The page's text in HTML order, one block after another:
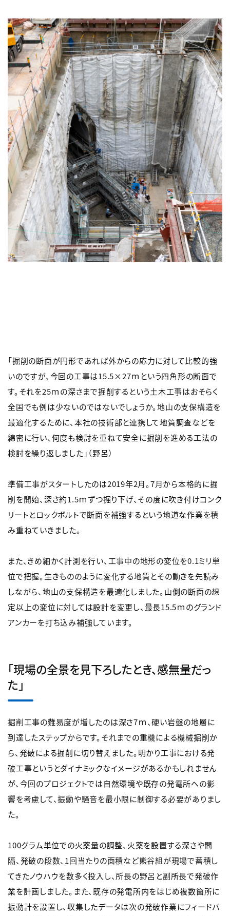
「掘削の断面が円形であれば外からの応力に対して比較的強
いのですが、今回の工事は15.5×27ｍという四角形の断面で
す。それを25ｍの深さまで掘削するという土木工事はおそらく
全国でも例は少ないのではないでしょうか。地山の支保構造を
最適化するために、本社の技術部と連携して地質調査などを
綿密に行い、何度も検討を重ねて安全に掘削を進める工法の
検討を繰り返しました」（野呂）
準備工事がスタートしたのは2019年2月。7月から本格的に掘
削を開始、深さ約1.5ｍずつ掘り下げ、その度に吹き付けコンク
リートとロックボルトで断面を補強するという地道な作業を積
み重ねていきました。
また、きめ細かく計測を行い、工事中の地形の変位を0.1ミリ単
位で把握。生きもののように変化する地質とその動きを先読み
しながら、地山の支保構造を最適化しました。山側の断面の想
定以上の変位に対しては設計を変更し、最長15.5ｍのグランド
アンカーを打ち込み補強しています。
「現場の全景を見下ろしたとき、感無量だっ
た」
掘削工事の難易度が増したのは深さ7ｍ、硬い岩盤の地層に
到達したステップからです。それまでの重機による機械掘削か
ら、発破による掘削に切り替えました。明かり工事における発
破工事というとダイナミックなイメージがあるかもしれません
が、今回のプロジェクトでは自然環境や既存の発電所への影
響を考慮して、振動や騒音を最小限に制御する必要がありまし
た。
100グラム単位での火薬量の調整、火薬を設置する深さや間
隔、発破の段数、1回当たりの面積など熊谷組が現場で蓄積し
てきたノウハウを数多く投入し、所長の野呂と副所長で発破作
業を計画しました。また、既存の発電所内をはじめ複数箇所に
振動計を設置し、収集したデータは次の発破作業にフィードバ